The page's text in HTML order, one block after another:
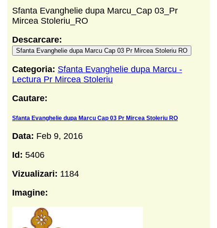
Sfanta Evanghelie dupa Marcu_Cap 03_Pr
Mircea Stoleriu_RO
Descarcare:
Sfanta Evanghelie dupa Marcu Cap 03 Pr Mircea Stoleriu RO
Categoria: Sfanta Evanghelie dupa Marcu -
Lectura Pr Mircea Stoleriu
Cautare:
Sfanta Evanghelie dupa Marcu Cap 03 Pr Mircea Stoleriu RO
Data: Feb 9, 2016
Id: 5406
Vizualizari: 1184
Imagine: